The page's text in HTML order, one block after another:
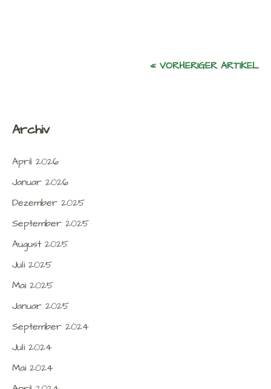
« VORHERIGER ARTIKEL
Archiv
April 2026
Januar 2026
Dezember 2025
September 2025
August 2025
Juli 2025
Mai 2025
Januar 2025
September 2024
Juli 2024
Mai 2024